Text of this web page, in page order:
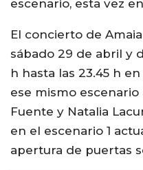
escenario, esta vez
El concierto de
sábado 29 de abril y
h hasta las 23.45 h
ese mismo
Fuente y Natalia
en el escenario 1
apertura de puertas